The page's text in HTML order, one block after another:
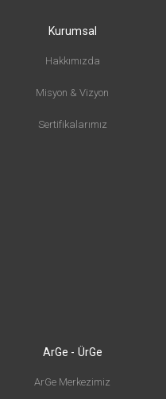
Kurumsal
Hakkımızda
Misyon & Vizyon
Sertifikalarımız
ArGe - ÜrGe
ArGe Merkezimiz